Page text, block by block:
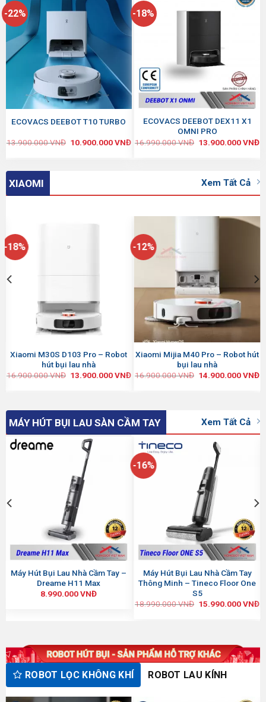
-22%
ECOVACS DEEBOT T10 TURBO
13.900.000VNĐ 10.900.000VNĐ
-18%
ECOVACS DEEBOT DEX11 X1
OMNI PRO
16.990.000VNĐ 13.900.000VNĐ
XIAOMI Xem Tất Cả
-18%
Xiaomi M30S D103 Pro – Robot
hút bụi lau nhà
16.900.000VNĐ 13.900.000VNĐ
-12%
Xiaomi Mijia M40 Pro – Robot hút
bụi lau nhà
16.900.000VNĐ 14.900.000VNĐ
MÁY HÚT BỤI LAU SÀN CẦM TAY Xem Tất Cả
Máy Hút Bụi Lau Nhà Cầm Tay –
Dreame H11 Max
8.990.000VNĐ
-16%
Máy Hút Bụi Lau Nhà Cầm Tay
Thông Minh – Tineco Floor One
S5
18.990.000VNĐ 15.990.000VNĐ
ROBOT LỌC KHÔNG KHÍ ROBOT LAU KÍNH